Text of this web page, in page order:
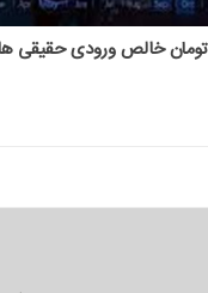
تومان خالص ورودی